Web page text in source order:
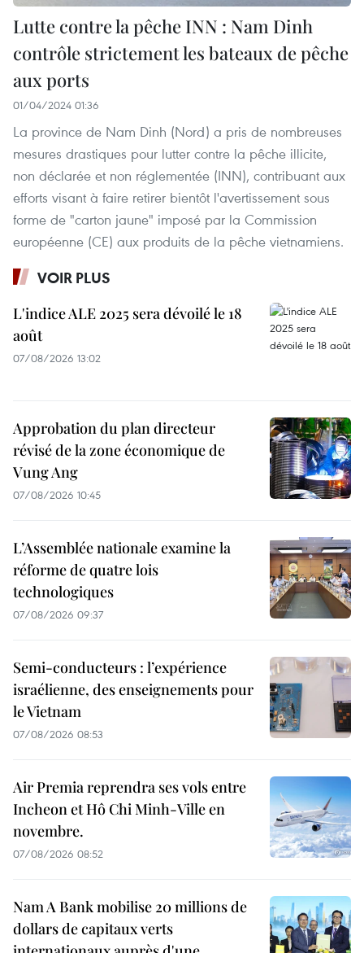
Lutte contre la pêche INN : Nam Dinh
contrôle strictement les bateaux de pêche
aux ports
01/04/2024 01:36
La province de Nam Dinh (Nord) a pris de nombreuses
mesures drastiques pour lutter contre la pêche illicite,
non déclarée et non réglementée (INN), contribuant aux
efforts visant à faire retirer bientôt l'avertissement sous
forme de "carton jaune" imposé par la Commission
européenne (CE) aux produits de la pêche vietnamiens. ​
VOIR PLUS
L'indice ALE 2025 sera dévoilé le 18
août
07/08/2026 13:02
Approbation du plan directeur
révisé de la zone économique de
Vung Ang
07/08/2026 10:45
L’Assemblée nationale examine la
réforme de quatre lois
technologiques
07/08/2026 09:37
Semi-conducteurs : l’expérience
israélienne, des enseignements pour
le Vietnam
07/08/2026 08:53
Air Premia reprendra ses vols entre
Incheon et Hô Chi Minh-Ville en
novembre.
07/08/2026 08:52
Nam A Bank mobilise 20 millions de
dollars de capitaux verts